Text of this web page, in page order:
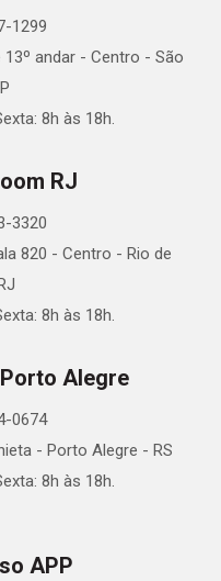
1299
13º andar - Centro - São
8h às 18h.
RJ
3320
820 - Centro - Rio de
8h às 18h.
Alegre
0674
- Porto Alegre - RS
8h às 18h.
APP